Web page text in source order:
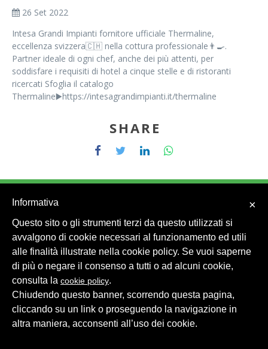
26 Set 2022
Intesa Grandi Impianti fornitore ufficiale Thermaline,
eccellenza svizzera🇨🇭 nella cottura professionale👨‍🍳.
Partner ideale di ogni chef, anche dei più attenti, per
soddisfare i requisiti di hotel a cinque stelle e di ristoranti
ricercati Sfoglia il catalogo
Thermaline▶️https://intesagrandimpianti.it/thermaline
SHARE
© 2026 Intesa Grandi Impianti Srl Dati Personali
×
Informativa
Questo sito o gli strumenti terzi da questo utilizzati si
avvalgono di cookie necessari al funzionamento ed utili
alle finalità illustrate nella cookie policy. Se vuoi saperne
di più o negare il consenso a tutti o ad alcuni cookie,
consulta la cookie policy.
Chiudendo questo banner, scorrendo questa pagina,
cliccando su un link o proseguendo la navigazione in
altra maniera, acconsenti all’uso dei cookie.